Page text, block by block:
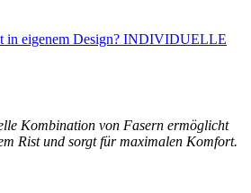
in eigenem Design? INDIVIDUELLE
Kombination von Fasern ermöglicht
Rist und sorgt für maximalen Komfort.